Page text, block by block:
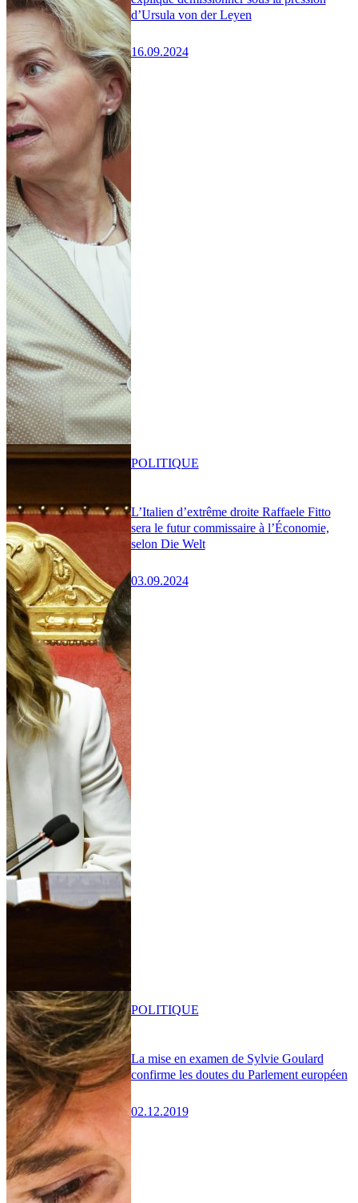
d’Ursula von der Leyen
16.09.2024
L’Italien d’extrême droite Raffaele Fitto
sera le futur commissaire à l’Économie,
selon Die Welt
03.09.2024
POLITIQUE
La mise en examen de Sylvie Goulard
confirme les doutes du Parlement européen
02.12.2019
POLITIQUE